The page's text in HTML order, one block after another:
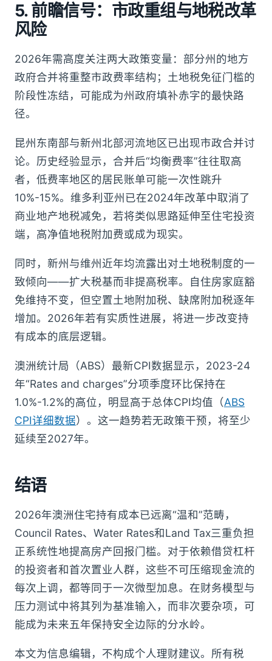
5. 前瞻信号：市政重组与地税改革
风险
2026年需高度关注两大政策变量：部分州的地方
政府合并将重整市政费率结构；土地税免征门槛的
阶段性冻结，可能成为州政府填补赤字的最快路
径。
昆州东南部与新州北部河流地区已出现市政合并讨
论。历史经验显示，合并后“均衡费率”往往取高
者，低费率地区的居民账单可能一次性跳升
10%-15%。维多利亚州已在2024年改革中取消了
商业地产地税减免，若将类似思路延伸至住宅投资
端，高净值地税附加费或成为现实。
同时，新州与维州近年均流露出对土地税制度的一
致倾向——扩大税基而非提高税率。自住房家庭豁
免维持不变，但空置土地附加税、缺席附加税逐年
增加。2026年若有实质性进展，将进一步改变持
有成本的底层逻辑。
澳洲统计局（ABS）最新CPI数据显示，2023-24
年“Rates and charges”分项季度环比保持在
1.0%-1.2%的高位，明显高于总体CPI均值（ABS
CPI详细数据）。这一趋势若无政策干预，将至少
延续至2027年。
结语
2026年澳洲住宅持有成本已远离“温和”范畴，
Council Rates、Water Rates和Land Tax三重负担
正系统性地提高房产回报门槛。对于依赖借贷杠杆
的投资者和首次置业人群，这些不可压缩现金流的
每次上调，都等同于一次微型加息。在财务模型与
压力测试中将其列为基准输入，而非次要杂项，可
能成为未来五年保持安全边际的分水岭。
本文为信息编辑，不构成个人理财建议。所有税